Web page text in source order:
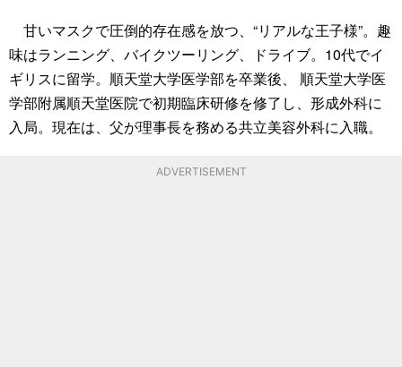
甘いマスクで圧倒的存在感を放つ、“リアルな王子様”。趣
味はランニング、バイクツーリング、ドライブ。10代でイ
ギリスに留学。順天堂大学医学部を卒業後、 順天堂大学医
学部附属順天堂医院で初期臨床研修を修了し、形成外科に
入局。現在は、父が理事長を務める共立美容外科に入職。
ADVERTISEMENT